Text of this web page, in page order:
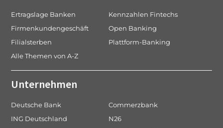
Ertragslage Banken
Kennzahlen Fintechs
Firmenkundengeschäft
Open Banking
Filialsterben
Plattform-Banking
Alle Themen von A-Z
Unternehmen
Deutsche Bank
Commerzbank
ING Deutschland
N26